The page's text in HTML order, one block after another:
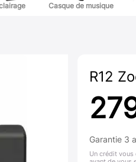
et basses
Casque de musique
R12
Garantie 3
Un crédit